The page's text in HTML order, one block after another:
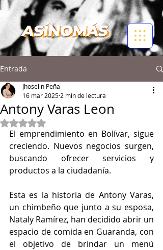
Entrada
Antony Varas Leon
Jhoselin Peña
16 mar 2025 2 min de lectura
Obtuvo NaN de 5 estrellas.
El emprendimiento en Bolívar, sigue
creciendo. Nuevos negocios surgen,
buscando ofrecer servicios y
productos a la ciudadanía.
Esta es la historia de Antony Varas,
un chimbeño que junto a su esposa,
Nataly Ramírez, han decidido abrir un
espacio de comida en Guaranda, con
el objetivo de brindar un menú